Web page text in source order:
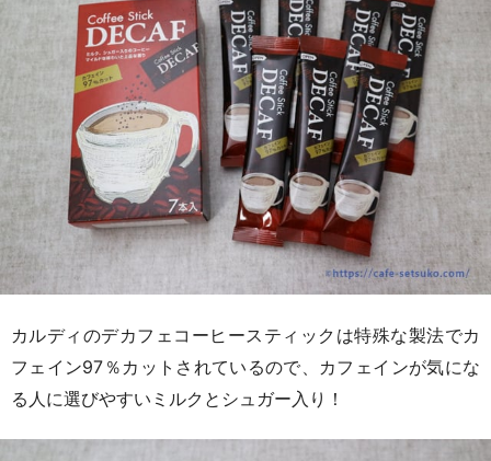
カルディのデカフェコーヒースティックは特殊な製法でカ
フェイン97％カットされているので、カフェインが気にな
る人に選びやすいミルクとシュガー入り！